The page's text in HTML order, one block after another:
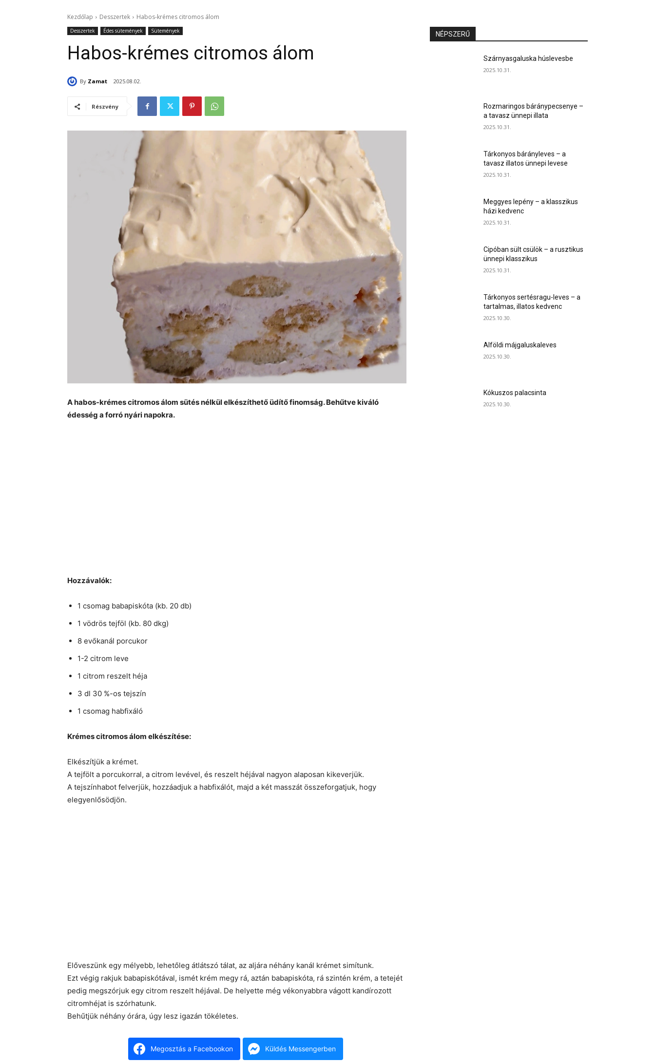
Kezdőlap Desszertek Habos-krémes citromos álom
Desszertek Édes sütemények Sütemények
Habos-krémes citromos álom
By Zamat 2025.08.02.
Részvény
A habos-krémes citromos álom sütés nélkül elkészíthető üdítő finomság. Behűtve kiváló
édesség a forró nyári napokra.
Hozzávalók:
1 csomag babapiskóta (kb. 20 db)
1 vödrös tejföl (kb. 80 dkg)
8 evőkanál porcukor
1-2 citrom leve
1 citrom reszelt héja
3 dl 30 %-os tejszín
1 csomag habfixáló
Krémes citromos álom elkészítése:
Elkészítjük a krémet.
A tejfölt a porcukorral, a citrom levével, és reszelt héjával nagyon alaposan kikeverjük.
A tejszínhabot felverjük, hozzáadjuk a habfixálót, majd a két masszát összeforgatjuk, hogy
elegyenlősödjön.
Előveszünk egy mélyebb, lehetőleg átlátszó tálat, az aljára néhány kanál krémet simítunk.
Ezt végig rakjuk babapiskótával, ismét krém megy rá, aztán babapiskóta, rá szintén krém, a tetejét
pedig megszórjuk egy citrom reszelt héjával. De helyette még vékonyabbra vágott kandírozott
citromhéjat is szórhatunk.
Behűtjük néhány órára, úgy lesz igazán tökéletes.
Megosztás a Facebookon Küldés Messengerben
NÉPSZERŰ
Szárnyasgaluska húslevesbe
2025.10.31.
Rozmaringos báránypecsenye –
a tavasz ünnepi illata
2025.10.31.
Tárkonyos bárányleves – a
tavasz illatos ünnepi levese
2025.10.31.
Meggyes lepény – a klasszikus
házi kedvenc
2025.10.31.
Cipóban sült csülök – a rusztikus
ünnepi klasszikus
2025.10.31.
Tárkonyos sertésragu-leves – a
tartalmas, illatos kedvenc
2025.10.30.
Alföldi májgaluskaleves
2025.10.30.
Kókuszos palacsinta
2025.10.30.